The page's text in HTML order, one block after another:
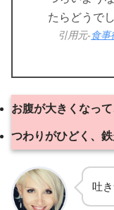
たらどうで
引用元-食
お腹が大きくなっ
つわりがひどく、
吐